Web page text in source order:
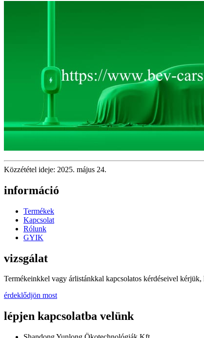
Közzététel ideje: 2025. május 24.
információ
Termékek
Kapcsolat
Rólunk
GYIK
vizsgálat
Termékeinkkel vagy árlistánkkal kapcsolatos kérdéseivel
érdeklődjön most
lépjen kapcsolatba velünk